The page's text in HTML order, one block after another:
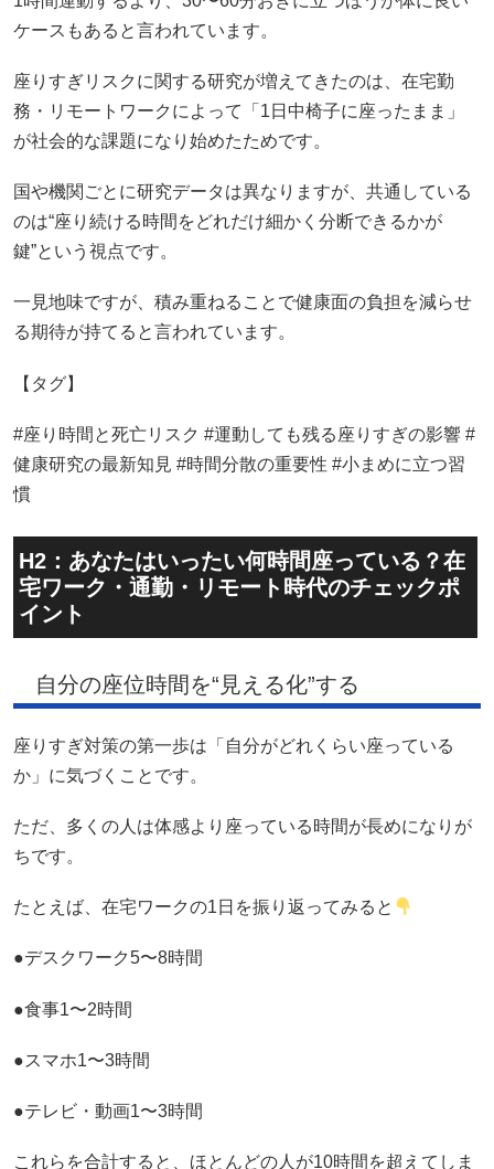
ケースもあると言われています。
座りすぎリスクに関する研究が増えてきたのは、在宅勤
務・リモートワークによって「1日中椅子に座ったまま」
が社会的な課題になり始めたためです。
国や機関ごとに研究データは異なりますが、共通している
のは“座り続ける時間をどれだけ細かく分断できるかが
鍵”という視点です。
一見地味ですが、積み重ねることで健康面の負担を減らせ
る期待が持てると言われています。
【タグ】
#座り時間と死亡リスク #運動しても残る座りすぎの影響 #
健康研究の最新知見 #時間分散の重要性 #小まめに立つ習
慣
H2：あなたはいったい何時間座っている？在
宅ワーク・通勤・リモート時代のチェックポ
イント
自分の座位時間を“見える化”する
座りすぎ対策の第一歩は「自分がどれくらい座っている
か」に気づくことです。
ただ、多くの人は体感より座っている時間が長めになりが
ちです。
たとえば、在宅ワークの1日を振り返ってみると
●デスクワーク5〜8時間
●食事1〜2時間
●スマホ1〜3時間
●テレビ・動画1〜3時間
これらを合計すると、ほとんどの人が10時間を超えてしま